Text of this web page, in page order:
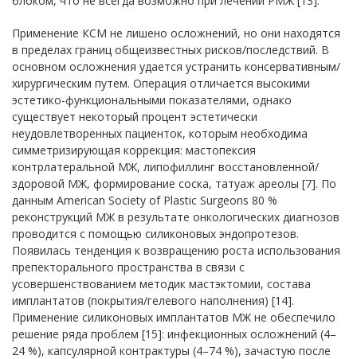
Применение КСМ не лишено осложнений, но они находятся
в пределах границ общеизвестных рисков/последствий. В
основном осложнения удается устранить консервативным/
хирургическим путем. Операция отличается высокими
эстетико-функциональными показателями, однако
существует некоторый процент эстетически
неудовлетворенных пациенток, которым необходима
симметризирующая коррекция: мастопексия
контрлатеральной МЖ, липофиллинг восстановленной/
здоровой МЖ, формирование соска, татуаж ареолы [7]. По
данным American Society of Plastic Surgeons 80 %
реконструкций МЖ в результате онкологических диагнозов
проводится с помощью силиконовых эндопротезов.
Появилась тенденция к возвращению роста использования
препекторального пространства в связи с
усовершенствованием методик мастэктомии, состава
имплантатов (покрытия/гелевого наполнения) [14].
Применение силиконовых имплантатов МЖ не обеспечило
решение ряда проблем [15]: инфекционных осложнений (4–
24 %), капсулярной контрактуры (4–74 %), зачастую после